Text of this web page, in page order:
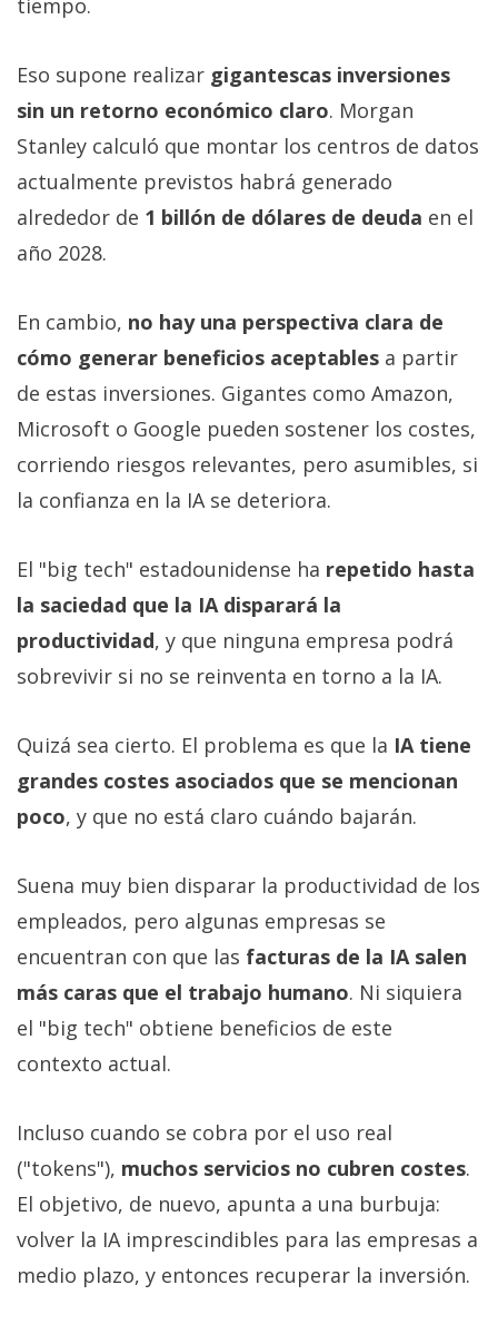
tiempo.
Eso supone realizar gigantescas inversiones
sin un retorno económico claro. Morgan
Stanley calculó que montar los centros de datos
actualmente previstos habrá generado
alrededor de 1 billón de dólares de deuda en el
año 2028.
En cambio, no hay una perspectiva clara de
cómo generar beneficios aceptables a partir
de estas inversiones. Gigantes como Amazon,
Microsoft o Google pueden sostener los costes,
corriendo riesgos relevantes, pero asumibles, si
la confianza en la IA se deteriora.
El "big tech" estadounidense ha repetido hasta
la saciedad que la IA disparará la
productividad, y que ninguna empresa podrá
sobrevivir si no se reinventa en torno a la IA.
Quizá sea cierto. El problema es que la IA tiene
grandes costes asociados que se mencionan
poco, y que no está claro cuándo bajarán.
Suena muy bien disparar la productividad de los
empleados, pero algunas empresas se
encuentran con que las facturas de la IA salen
más caras que el trabajo humano. Ni siquiera
el "big tech" obtiene beneficios de este
contexto actual.
Incluso cuando se cobra por el uso real
("tokens"), muchos servicios no cubren costes.
El objetivo, de nuevo, apunta a una burbuja:
volver la IA imprescindibles para las empresas a
medio plazo, y entonces recuperar la inversión.